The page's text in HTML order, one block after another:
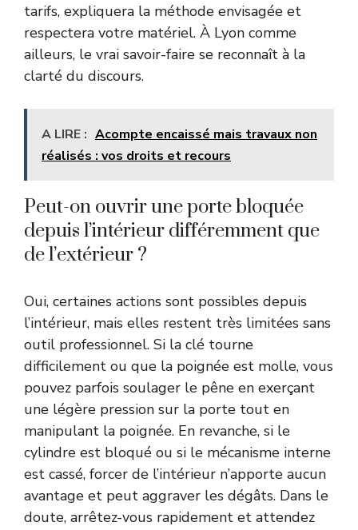
tarifs, expliquera la méthode envisagée et
respectera votre matériel. À Lyon comme
ailleurs, le vrai savoir-faire se reconnaît à la
clarté du discours.
A LIRE : Acompte encaissé mais travaux non
réalisés : vos droits et recours
Peut-on ouvrir une porte bloquée
depuis l’intérieur différemment que
de l’extérieur ?
Oui, certaines actions sont possibles depuis
l’intérieur, mais elles restent très limitées sans
outil professionnel. Si la clé tourne
difficilement ou que la poignée est molle, vous
pouvez parfois soulager le pêne en exerçant
une légère pression sur la porte tout en
manipulant la poignée. En revanche, si le
cylindre est bloqué ou si le mécanisme interne
est cassé, forcer de l’intérieur n’apporte aucun
avantage et peut aggraver les dégâts. Dans le
doute, arrêtez-vous rapidement et attendez